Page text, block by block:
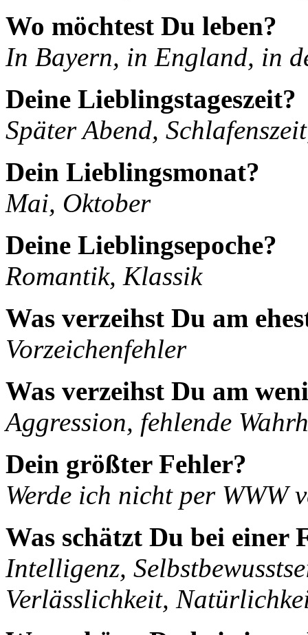
Wo möchtest Du leben?
In Bayern, in England, in
Deine Lieblingstageszeit?
Später Abend,
Dein Lieblingsmonat?
Mai, Oktober
Deine Lieblingsepoche?
Romantik, Klassik
Was verzeihst Du am
Vorzeichenfehler
Was verzeihst Du am
Aggression, fehlende
Dein größter Fehler?
Werde ich nicht per WWW
Was schätzt Du bei einer
Intelligenz,
Verlässlichkeit,